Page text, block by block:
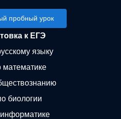
пробный урок
к ЕГЭ
языку
математике
биологии